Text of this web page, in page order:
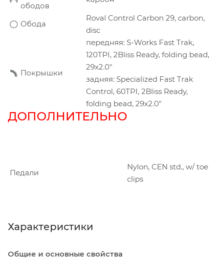
ободов
Обода
Roval Control Carbon 29, carbon,
disc
Покрышки
передняя: S-Works Fast Trak,
120TPI, 2Bliss Ready, folding bead,
29x2.0"
задняя: Specialized Fast Trak
Control, 60TPI, 2Bliss Ready,
folding bead, 29x2.0"
ДОПОЛНИТЕЛЬНО
Педали
Nylon, CEN std., w/ toe
clips
Характеристики
Общие и основные свойства